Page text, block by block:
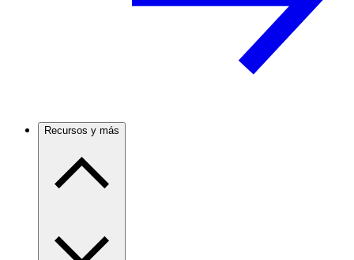
Recursos y más